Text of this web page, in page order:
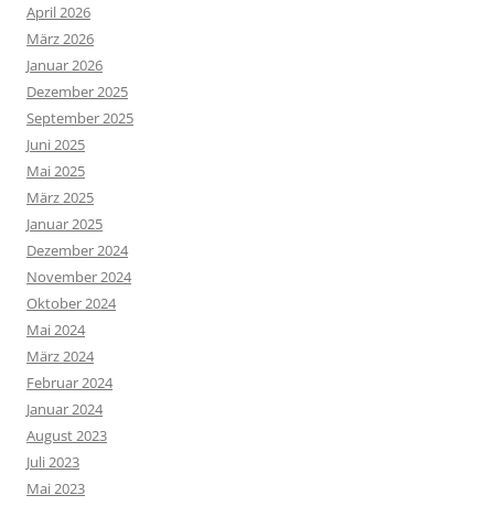
April 2026
März 2026
Januar 2026
Dezember 2025
September 2025
Juni 2025
Mai 2025
März 2025
Januar 2025
Dezember 2024
November 2024
Oktober 2024
Mai 2024
März 2024
Februar 2024
Januar 2024
August 2023
Juli 2023
Mai 2023